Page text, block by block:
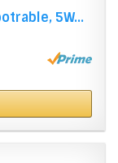
5W...